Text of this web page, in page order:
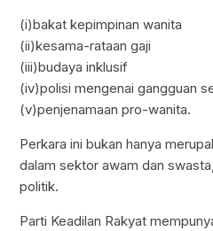
(i)bakat kepimpinan wanita
(ii)kesama-rataan gaji
(iii)budaya inklusif
(iv)polisi mengenai gangguan
(v)penjenamaan pro-wanita.
Perkara ini bukan hanya
dalam sektor awam dan
politik.
Parti Keadilan Rakyat